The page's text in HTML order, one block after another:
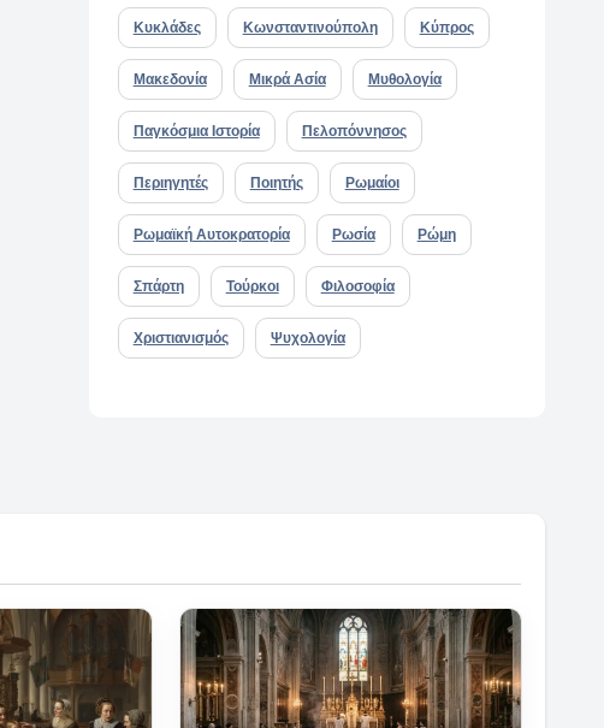
Κυκλάδες Κωνσταντινούπολη Κύπρος
Μακεδονία Μικρά Ασία Μυθολογία
Παγκόσμια Ιστορία Πελοπόννησος
Περιηγητές Ποιητής Ρωμαίοι
Ρωμαϊκή Αυτοκρατορία Ρωσία Ρώμη
Σπάρτη Τούρκοι Φιλοσοφία
Χριστιανισμός Ψυχολογία